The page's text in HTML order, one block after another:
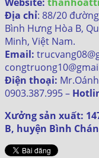
Địa chỉ: 88/20
Bình Hưng Hòa B,
Minh, Việt Nam.
Email:
Điện thoại:
0903.387.995 –
Xưởng sản xuất:
B, huyện Bình